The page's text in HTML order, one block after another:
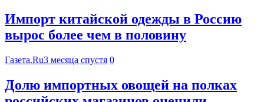
Импорт китайской одежды в Россию
вырос более чем в половину
Газета.Ru3 месяца спустя 0
Долю импортных овощей на полках